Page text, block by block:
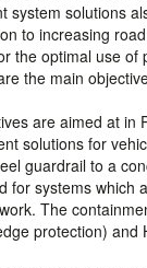
system solutions
to increasing
the optimal use of
the main
are aimed at in
solutions for
guardrail to a
for systems which
The
protection) and